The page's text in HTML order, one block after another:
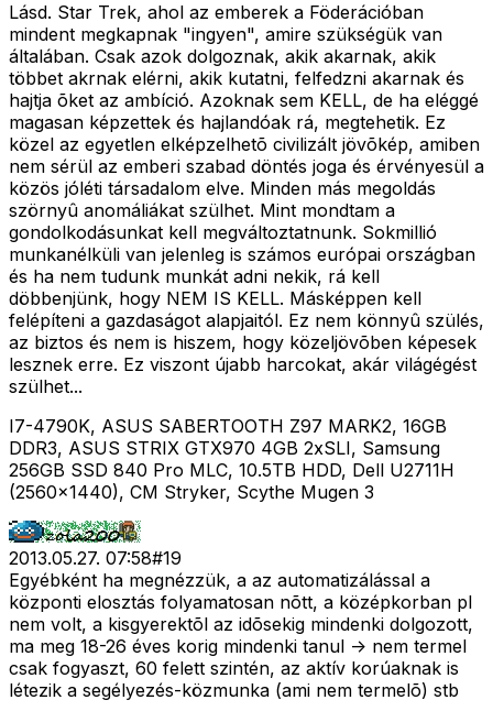
Lásd. Star Trek, ahol az emberek a Föderációban
mindent megkapnak "ingyen", amire szükségük van
általában. Csak azok dolgoznak, akik akarnak, akik
többet akrnak elérni, akik kutatni, felfedzni akarnak és
hajtja õket az ambíció. Azoknak sem KELL, de ha eléggé
magasan képzettek és hajlandóak rá, megtehetik. Ez
közel az egyetlen elképzelhetõ civilizált jövõkép, amiben
nem sérül az emberi szabad döntés joga és érvényesül a
közös jóléti társadalom elve. Minden más megoldás
szörnyû anomáliákat szülhet. Mint mondtam a
gondolkodásunkat kell megváltoztatnunk. Sokmillió
munkanélküli van jelenleg is számos európai országban
és ha nem tudunk munkát adni nekik, rá kell
döbbenjünk, hogy NEM IS KELL. Másképpen kell
felépíteni a gazdaságot alapjaitól. Ez nem könnyû szülés,
az biztos és nem is hiszem, hogy közeljövõben képesek
lesznek erre. Ez viszont újabb harcokat, akár világégést
szülhet...
I7-4790K, ASUS SABERTOOTH Z97 MARK2, 16GB
DDR3, ASUS STRIX GTX970 4GB 2xSLI, Samsung
256GB SSD 840 Pro MLC, 10.5TB HDD, Dell U2711H
(2560x1440), CM Stryker, Scythe Mugen 3
2013.05.27. 07:58#19
Egyébként ha megnézzük, a az automatizálással a
központi elosztás folyamatosan nõtt, a középkorban pl
nem volt, a kisgyerektõl az idõsekig mindenki dolgozott,
ma meg 18-26 éves korig mindenki tanul -> nem termel
csak fogyaszt, 60 felett szintén, az aktív korúaknak is
létezik a segélyezés-közmunka (ami nem termelõ) stb